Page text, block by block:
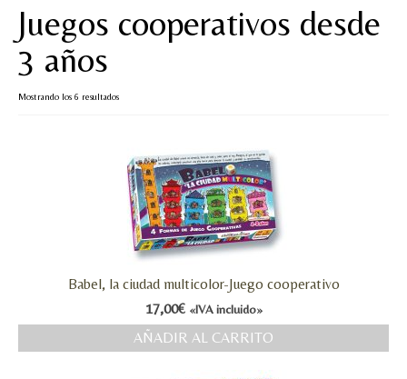
Materiales de juego
Artesanía Waldorf
Hecho a mano
¿QUIÉN SOY?
CREACIONES
Juegos cooperativos desde
3 años
Mostrando los 6 resultadosOrdenado
Babel, la ciudad multicolor-Juego cooperativo
17,00€ «IVA incluido»
AÑADIR AL CARRITO